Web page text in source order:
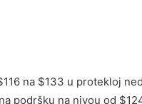
na $133 u protekloj
podršku na nivou od